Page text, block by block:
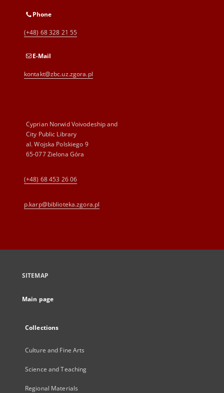
Phone
(+48) 68 328 21 55
E-Mail
kontakt@zbc.uz.zgora.pl
Cyprian Norwid Voivodeship and
City Public Library
al. Wojska Polskiego 9
65-077 Zielona Góra
(+48) 68 453 26 06
p.karp@biblioteka.zgora.pl
SITEMAP
Main page
Collections
Culture and Fine Arts
Science and Teaching
Regional Materials